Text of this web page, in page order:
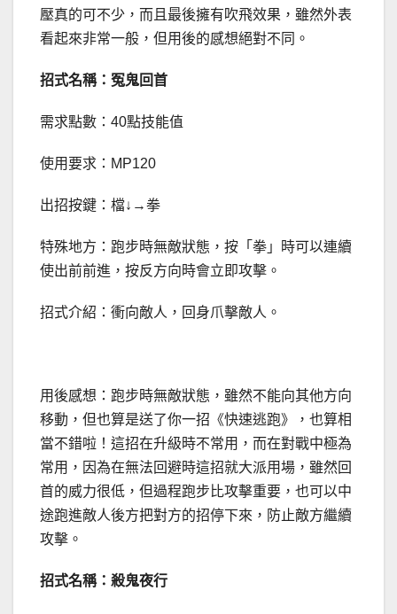
壓真的可不少，而且最後擁有吹飛效果，雖然外表
看起來非常一般，但用後的感想絕對不同。
招式名稱：冤鬼回首
需求點數：40點技能值
使用要求：MP120
出招按鍵：檔↓→拳
特殊地方：跑步時無敵狀態，按「拳」時可以連續
使出前前進，按反方向時會立即攻擊。
招式介紹：衝向敵人，回身爪擊敵人。
用後感想：跑步時無敵狀態，雖然不能向其他方向
移動，但也算是送了你一招《快速逃跑》，也算相
當不錯啦！這招在升級時不常用，而在對戰中極為
常用，因為在無法回避時這招就大派用場，雖然回
首的威力很低，但過程跑步比攻擊重要，也可以中
途跑進敵人後方把對方的招停下來，防止敵方繼續
攻擊。
招式名稱：殺鬼夜行